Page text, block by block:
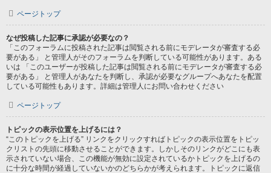
ページトップ
なぜ投稿した記事に承認が必要なの？
「このフォーラムに投稿された記事は閲覧される前にモデレータが審査する必
要がある」 と管理人がそのフォーラムを判断している可能性があります。ある
いは 「このユーザーが投稿した記事は閲覧される前にモデレータが審査する必
要がある」 と管理人があなたを判断し、承認が必要なグループへあなたを配置
している可能性もあります。詳細は管理人にお問い合わせください
ページトップ
トピックの表示位置を上げるには？
“このトピックを上げる” リンクをクリックすればトピックの表示位置をトピッ
クリストの先頭に移動させることができます。しかしそのリンクがどこにも表
示されていない場合、この機能が無効に設定されているかトピックを上げるの
に十分な時間が経過していないかのどちらかが考えられます。トピックに返信